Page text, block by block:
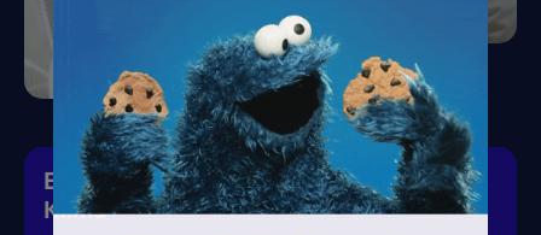
Eiskalte Deals & heiße News für gutes
Klima